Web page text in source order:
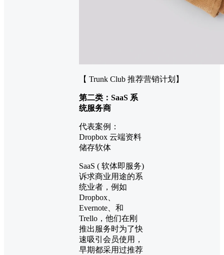
【 Trunk Club 推荐营销计划】
第二类：SaaS 系
统服务商
代表案例：
Dropbox 云端资料
储存软体
SaaS ( 软体即服务)
诉求商业用途的系
统业者，例如
Dropbox、
Evernote、和
Trello，他们在刚
推出服务时为了快
速吸引会员使用，
早期都采用过推荐